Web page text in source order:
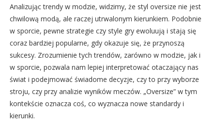
Analizując trendy w modzie, widzimy, że styl oversize nie jest
chwilową modą, ale raczej utrwalonym kierunkiem. Podobnie
w sporcie, pewne strategie czy style gry ewoluują i stają się
coraz bardziej popularne, gdy okazuje się, że przynoszą
sukcesy. Zrozumienie tych trendów, zarówno w modzie, jak i
w sporcie, pozwala nam lepiej interpretować otaczający nas
świat i podejmować świadome decyzje, czy to przy wyborze
stroju, czy przy analizie wyników meczów. „Oversize” w tym
kontekście oznacza coś, co wyznacza nowe standardy i
kierunki.